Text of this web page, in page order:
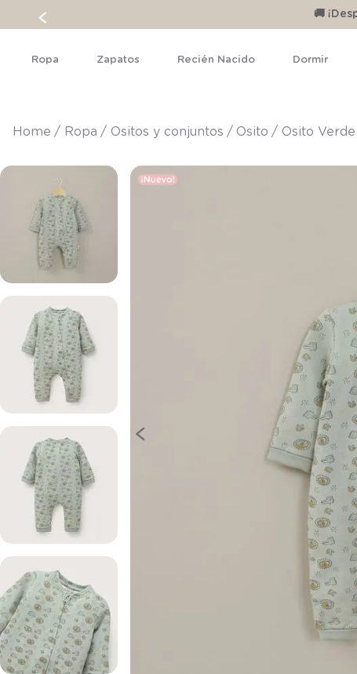
🚚
Ropa Zapatos Recién Nacido Dormir
ropa ositos y conjuntos osito Osito